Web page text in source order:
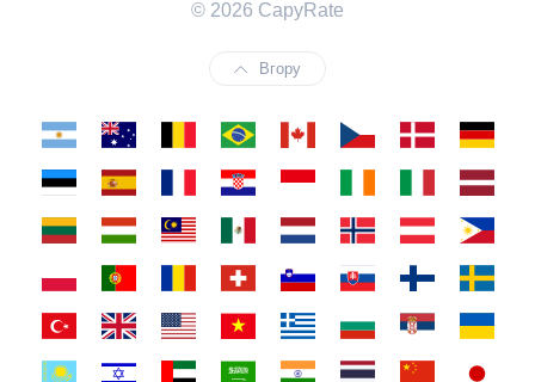
© 2026 CapyRate
Вгору